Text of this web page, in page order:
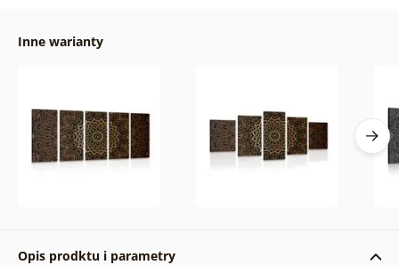
Inne warianty
Opis prodktu i parametry